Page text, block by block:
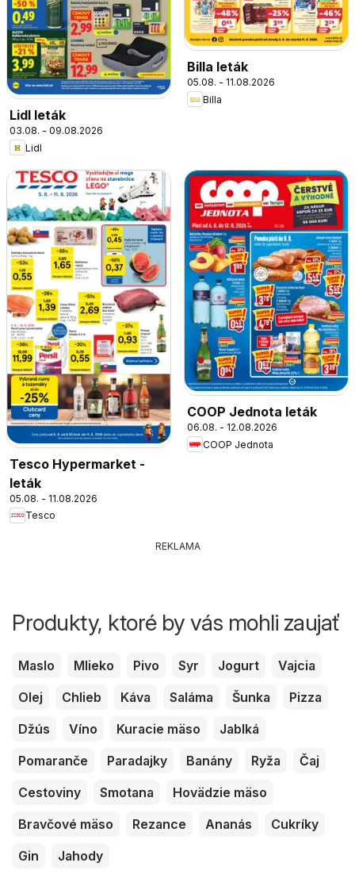
Lidl leták
03.08. - 09.08.2026
Lidl
Billa leták
05.08. - 11.08.2026
Billa
Tesco Hypermarket -
leták
05.08. - 11.08.2026
Tesco
COOP Jednota leták
06.08. - 12.08.2026
COOP Jednota
REKLAMA
Produkty, ktoré by vás mohli zaujať
Maslo Mlieko Pivo Syr Jogurt
Vajcia
Olej
Chlieb Káva Saláma Šunka
Pizza
Džús
Víno Kuracie mäso
Jablká
Pomaranče
Paradajky Banány Ryža
Čaj
Cestoviny
Smotana
Hovädzie mäso
Bravčové mäso
Rezance Ananás
Cukríky
Gin
Jahody